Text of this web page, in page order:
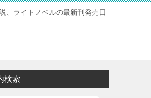
、ライトノベルの最新刊発売日
検索